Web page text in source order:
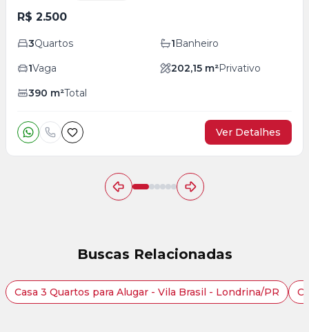
R$ 2.500
3Quartos 1Banheiro
1Vaga 202,15 m²Privativo
390 m²Total
Ver Detalhes
Buscas Relacionadas
Casa 3 Quartos para Alugar - Vila Brasil - Londrina/PR